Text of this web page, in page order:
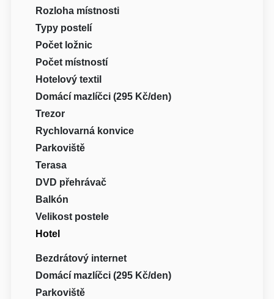
Rozloha místnosti
Typy postelí
Počet ložnic
Počet místností
Hotelový textil
Domácí mazlíčci (295 Kč/den)
Trezor
Rychlovarná konvice
Parkoviště
Terasa
DVD přehrávač
Balkón
Velikost postele
Hotel
Bezdrátový internet
Domácí mazlíčci (295 Kč/den)
Parkoviště